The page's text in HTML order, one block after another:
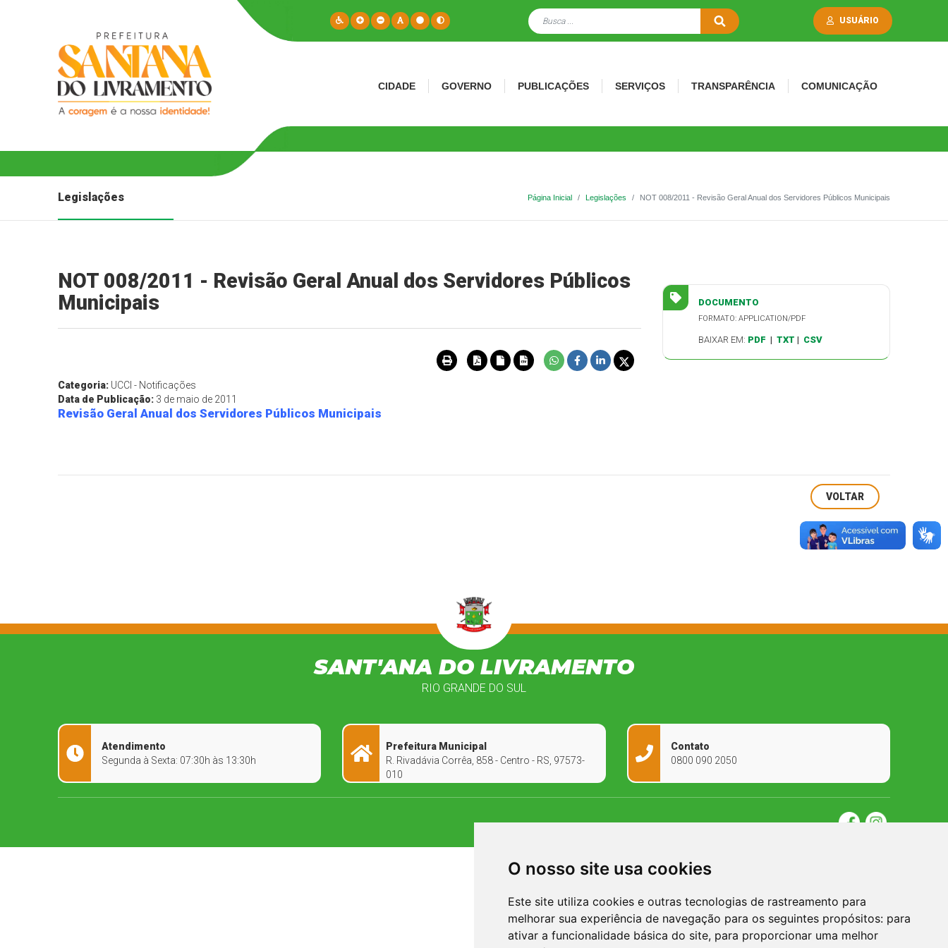
O nosso site usa cookies
Este site utiliza cookies e outras tecnologias de rastreamento para
melhorar sua experiência de navegação para os seguintes propósitos: para
ativar a funcionalidade básica do site, para proporcionar uma melhor
USUÁRIO
CIDADE GOVERNO PUBLICAÇÕES SERVIÇOS TRANSPARÊNCIA COMUNICAÇÃO
Legislações Página Inicial Legislações NOT 008/2011 - Revisão Geral Anual dos Servidores Públicos Municipais
NOT 008/2011 - Revisão Geral Anual dos Servidores Públicos
Municipais
Categoria: UCCI - Notificações
Data de Publicação: 3 de maio de 2011
Revisão Geral Anual dos Servidores Públicos Municipais
DOCUMENTO
FORMATO: APPLICATION/PDF
BAIXAR EM: PDF | TXT | CSV
VOLTAR
SANT'ANA DO LIVRAMENTO
RIO GRANDE DO SUL
Atendimento
Segunda à Sexta: 07:30h às 13:30h
Prefeitura Municipal
R. Rivadávia Corrêa, 858 - Centro - RS, 97573-
010
Contato
0800 090 2050